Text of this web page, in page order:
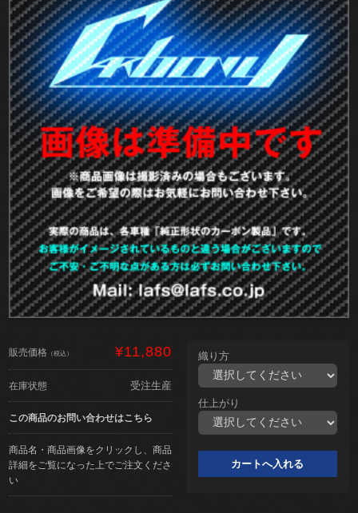
販売価格 （税込） ¥11,880
在庫状態 受注生産
この商品のお問い合わせはこちら
商品名・商品画像をクリックし、商品
詳細をご覧になった上でご注文くださ
い
織り方
仕上がり